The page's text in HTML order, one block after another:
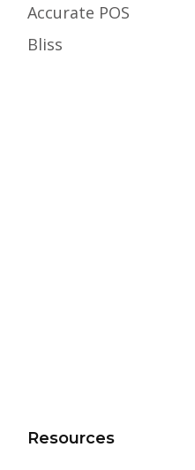
Accurate POS
Bliss
Resources